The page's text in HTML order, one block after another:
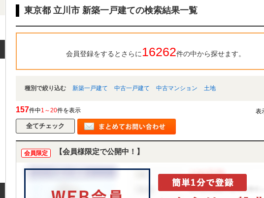
東京都 立川市 新築一戸建ての検索結果一覧
会員登録をするとさらに 16262件の中から探せます。
種別で絞り込む 新築一戸建て 中古一戸建て 中古マンション 土地
157件中1～20件を表示 表
会員限定 【会員様限定で公開中！】